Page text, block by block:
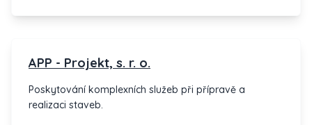
APP - Projekt, s. r. o.
Poskytování komplexních služeb při přípravě a
realizaci staveb.